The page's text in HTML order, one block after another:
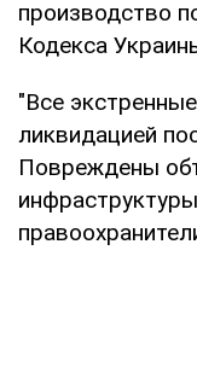
производство
Кодекса
"Все
ликвидацией
Повреждены